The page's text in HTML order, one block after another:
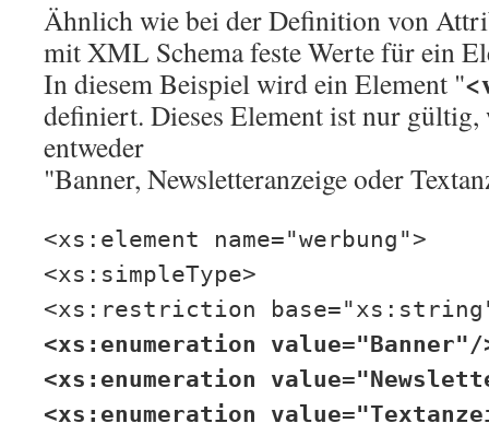
Ähnlich wie bei der Definition von
mit XML Schema feste Werte für ein
In diesem Beispiel wird ein Element "
definiert. Dieses Element ist nur gültig,
entweder
"Banner, Newsletteranzeige oder
<xs:element name="werbung">
<xs:simpleType>
<xs:restriction
<xs:enumeration value="Banner"/
<xs:enumeration
<xs:enumeration